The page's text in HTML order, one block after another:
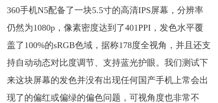
360手机N5配备了一块5.5寸的高清IPS屏幕，分辨率
仍然为1080p，像素密度达到了401PPI，发色水平覆
盖了100%的sRGB色域，据称178度全视角，并且还支
持自动动态对比度调节、支持蓝光护眼。我们测试下
来这块屏幕的发色并没有出现任何国产手机上常会出
现了的偏红或偏绿的偏色问题，可视角度也非常不